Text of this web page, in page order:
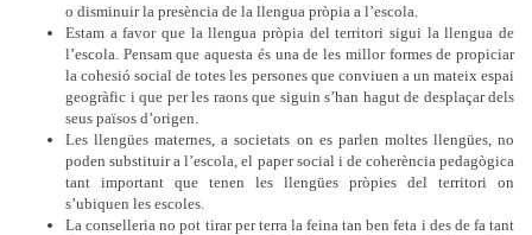
o disminuir la presència de la llengua pròpia a l’escola.
Estam a favor que la llengua pròpia del territori sigui la llengua de
l’escola. Pensam que aquesta és una de les millor formes de propiciar
la cohesió social de totes les persones que conviuen a un mateix espai
geogràfic i que per les raons que siguin s’han hagut de desplaçar dels
seus països d’origen.
Les llengües maternes, a societats on es parlen moltes llengües, no
poden substituir a l’escola, el paper social i de coherència pedagògica
tant important que tenen les llengües pròpies del territori on
s’ubiquen les escoles.
La conselleria no pot tirar per terra la feina tan ben feta i des de fa tant